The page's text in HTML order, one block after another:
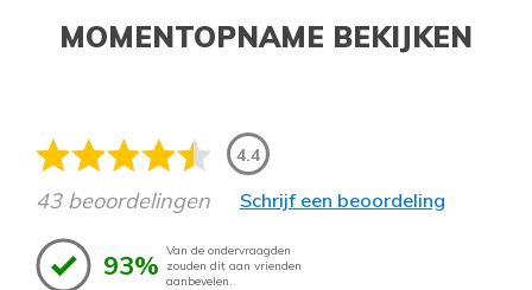
MOMENTOPNAME BEKIJKEN
4.4
43 beoordelingen Schrijf een beoordeling
93% Van de ondervraagden
zouden dit aan vrienden
aanbevelen.